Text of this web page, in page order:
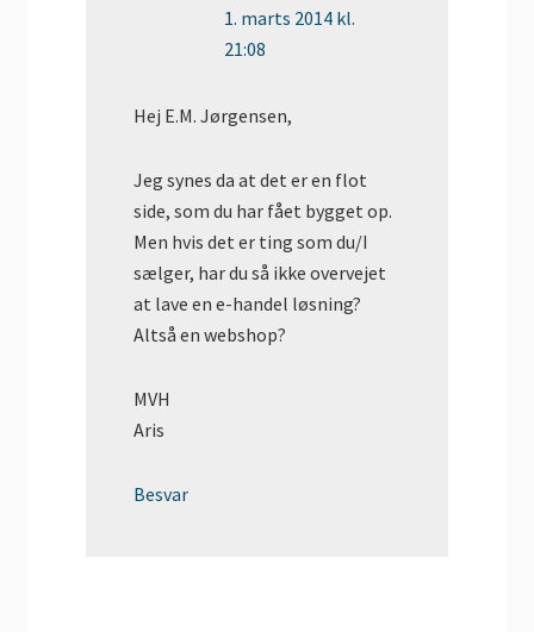
1. marts 2014 kl.
21:08
Hej E.M. Jørgensen,
Jeg synes da at det er en flot
side, som du har fået bygget op.
Men hvis det er ting som du/I
sælger, har du så ikke overvejet
at lave en e-handel løsning?
Altså en webshop?
MVH
Aris
Besvar